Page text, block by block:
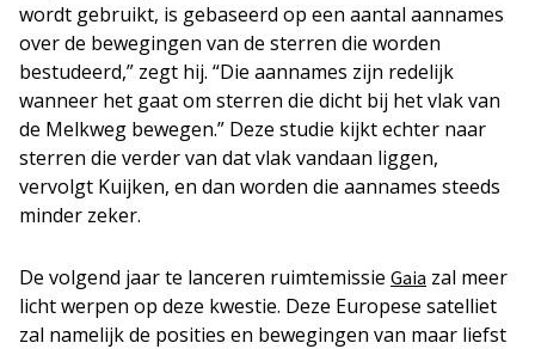
wordt gebruikt, is gebaseerd op een aantal aannames
over de bewegingen van de sterren die worden
bestudeerd,” zegt hij. “Die aannames zijn redelijk
wanneer het gaat om sterren die dicht bij het vlak van
de Melkweg bewegen.” Deze studie kijkt echter naar
sterren die verder van dat vlak vandaan liggen,
vervolgt Kuijken, en dan worden die aannames steeds
minder zeker.
De volgend jaar te lanceren ruimtemissie Gaia zal meer
licht werpen op deze kwestie. Deze Europese satelliet
zal namelijk de posities en bewegingen van maar liefst